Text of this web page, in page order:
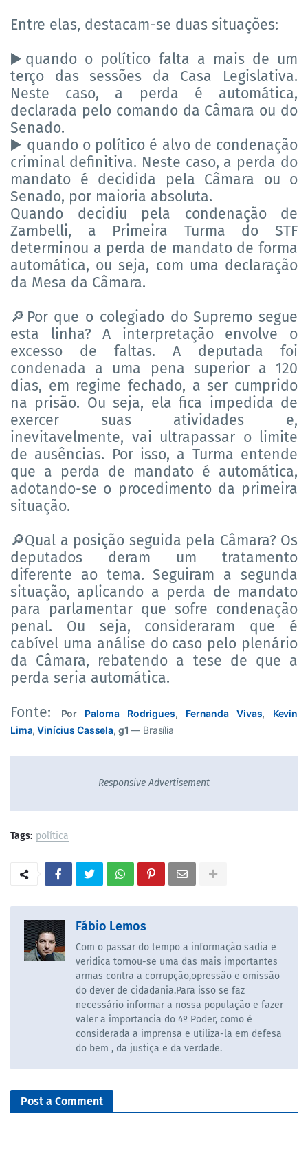
Entre elas, destacam-se duas situações:
▶️ quando o político falta a mais de um
terço das sessões da Casa Legislativa.
Neste caso, a perda é automática,
declarada pelo comando da Câmara ou do
Senado.
▶️ quando o político é alvo de condenação
criminal definitiva. Neste caso, a perda do
mandato é decidida pela Câmara ou o
Senado, por maioria absoluta.
Quando decidiu pela condenação de
Zambelli, a Primeira Turma do STF
determinou a perda de mandato de forma
automática, ou seja, com uma declaração
da Mesa da Câmara.
🔎 Por que o colegiado do Supremo segue
esta linha? A interpretação envolve o
excesso de faltas. A deputada foi
condenada a uma pena superior a 120
dias, em regime fechado, a ser cumprido
na prisão. Ou seja, ela fica impedida de
exercer suas atividades e,
inevitavelmente, vai ultrapassar o limite
de ausências. Por isso, a Turma entende
que a perda de mandato é automática,
adotando-se o procedimento da primeira
situação.
🔎Qual a posição seguida pela Câmara? Os
deputados deram um tratamento
diferente ao tema. Seguiram a segunda
situação, aplicando a perda de mandato
para parlamentar que sofre condenação
penal. Ou seja, consideraram que é
cabível uma análise do caso pelo plenário
da Câmara, rebatendo a tese de que a
perda seria automática.
Fonte:
Por Paloma Rodrigues, Fernanda Vivas, Kevin
Lima,Vinícius Cassela, g1— Brasília
Responsive Advertisement
Tags: política
Fábio Lemos
Com o passar do tempo a informação sadia e
veridica tornou-se uma das mais importantes
armas contra a corrupção,opressão e omissão
do dever de cidadania.Para isso se faz
necessário informar a nossa população e fazer
valer a importancia do 4º Poder, como é
considerada a imprensa e utiliza-la em defesa
do bem , da justiça e da verdade.
Post a Comment